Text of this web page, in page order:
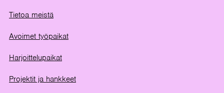
Tietoa meistä
Avoimet työpaikat
Harjoittelupaikat
Projektit ja hankkeet